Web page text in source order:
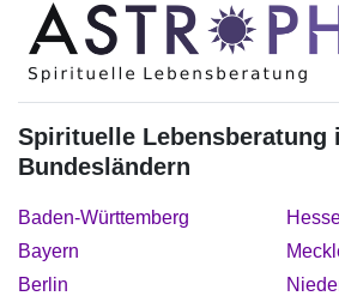
Spirituelle Lebensberatung
Bundesländern
Baden-Württemberg
Bayern
Berlin